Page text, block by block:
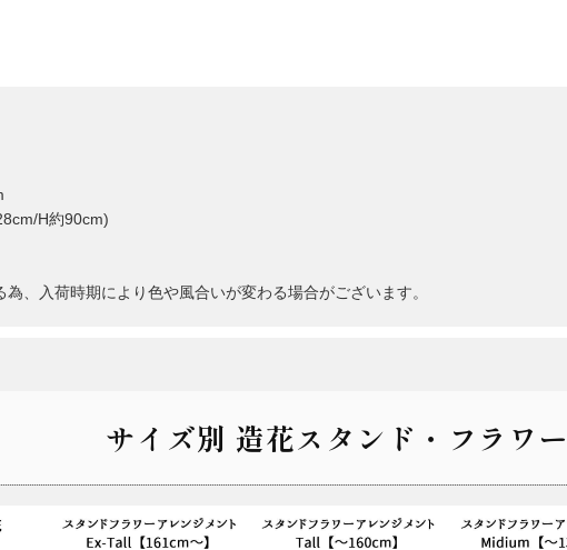
H約90cm)
、入荷時期により色や風合いが変わる場合がございます。
サイズ別 造花スタンド・フラワ